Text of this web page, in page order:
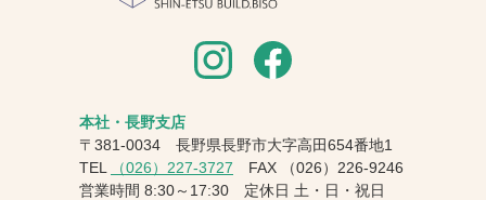
本社・長野支店
〒381-0034 長野県長野市大字高田654番地1
TEL
（026）227-3727 FAX
（026）226-9246
営業時間 8:30～17:30 定休日 土・日・祝日